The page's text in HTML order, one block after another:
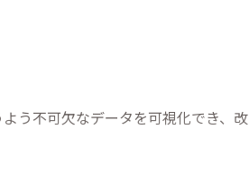
う不可欠なデータを可視化でき、改